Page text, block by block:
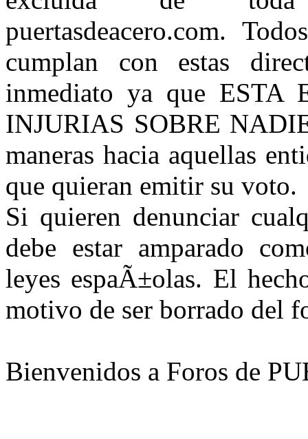
puertasdeacero.com.
cumplan con estas
inmediato ya que ESTA
INJURIAS SOBRE
maneras hacia aquellas
que quieran emitir su voto.
Si quieren denunciar
debe estar amparado
leyes espaÃ±olas. El
motivo de ser borrado del
Bienvenidos a Foros de